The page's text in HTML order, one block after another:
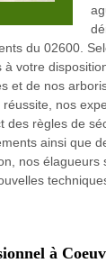
du 02600.
à votre
et de nos
nos
des règles de
ainsi que
nos élagueurs
à